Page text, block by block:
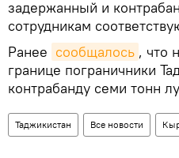
задержанный и
сотрудникам
Ранее сообщалось , что
границе пограничники
контрабанду семи тонн
Таджикистан Все новости